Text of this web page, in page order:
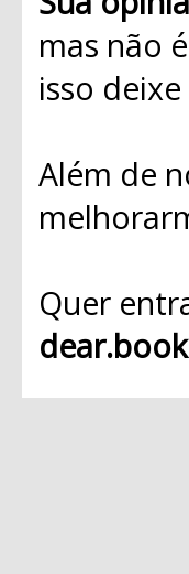
mas não
isso
Além de
Quer